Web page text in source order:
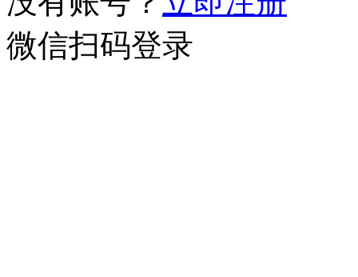
微信扫码登录